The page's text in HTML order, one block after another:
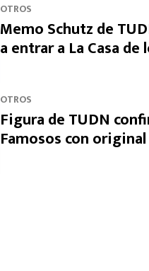
OTROS
Memo Schutz de
a entrar a La Casa de
OTROS
Figura de TUDN
Famosos con